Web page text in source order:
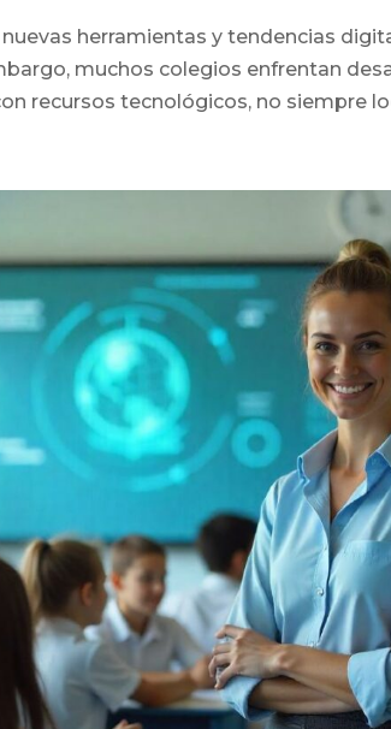
herramientas y tendencias
muchos colegios enfrentan
recursos tecnológicos, no siempre